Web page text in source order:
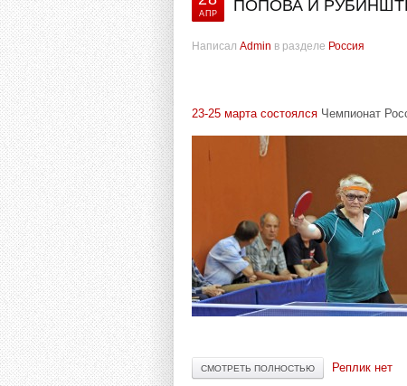
АПР ПОПОВА И
Написал Admin в разделе Россия
23-25 марта состоялся Чемпионат
СМОТРЕТЬ ПОЛНОСТЬЮ Реплик нет